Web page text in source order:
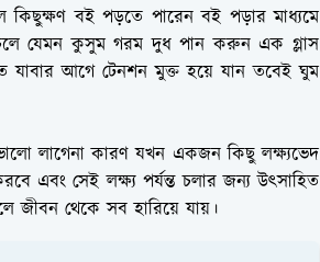
কিছুক্ষণ বই পড়তে পারেন বই পড়ার মাধ্যমে
যেমন কুসুম গরম দুধ পান করুন এক গ্লাস
যাবার আগে টেনশন মুক্ত হয়ে যান তবেই ঘুম
লাগেনা কারণ যখন একজন কিছু লক্ষ্যভেদ
এবং সেই লক্ষ্য পর্যন্ত চলার জন্য উৎসাহিত
জীবন থেকে সব হারিয়ে যায়।